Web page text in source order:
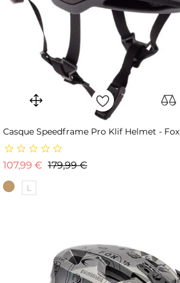
Casque Speedframe Pro Klif Helmet - Fox
107,99 € Prix de base
179,99 €Prix
L